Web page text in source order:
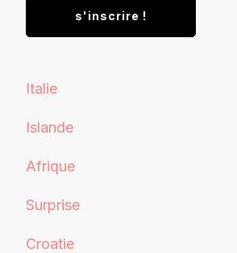
Italie
Islande
Afrique
Surprise
Croatie